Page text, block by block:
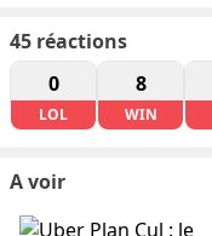
45 réactions
0
LOL
8
WIN
A voir